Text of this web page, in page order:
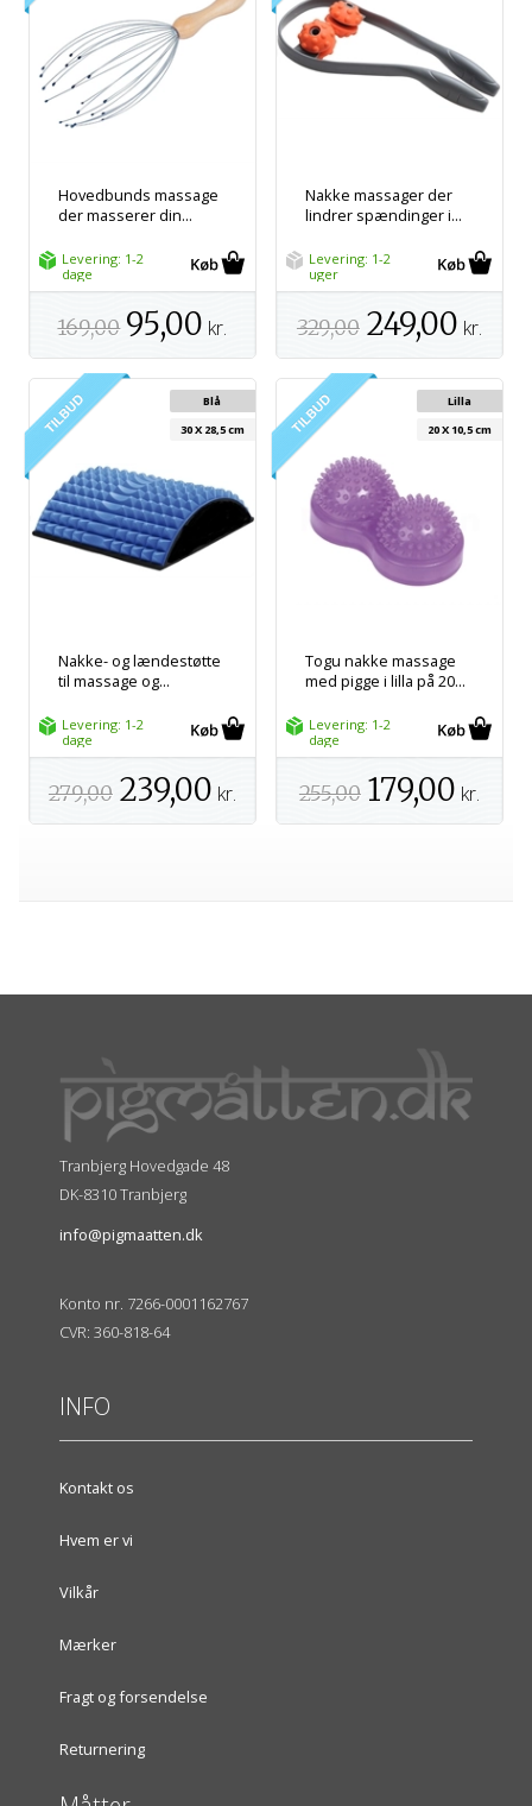
Hovedbunds massage
der masserer din...
Levering: 1-2
dage
169,00 95,00 kr.
Nakke massager der
lindrer spændinger i...
Levering: 1-2
uger
329,00 249,00 kr.
Nakke- og lændestøtte
til massage og...
Blå
30 X 28,5 cm
Levering: 1-2
dage
279,00 239,00 kr.
Togu nakke massage
med pigge i lilla på 20...
Lilla
20 X 10,5 cm
Levering: 1-2
dage
255,00 179,00 kr.
Tranbjerg Hovedgade 48
DK-8310 Tranbjerg
info@pigmaatten.dk
Konto nr. 7266-0001162767
CVR: 360-818-64
INFO
Kontakt os
Hvem er vi
Vilkår
Mærker
Fragt og forsendelse
Returnering